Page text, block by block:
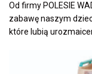
Od firmy POLESIE
zabawę naszym
które lubią